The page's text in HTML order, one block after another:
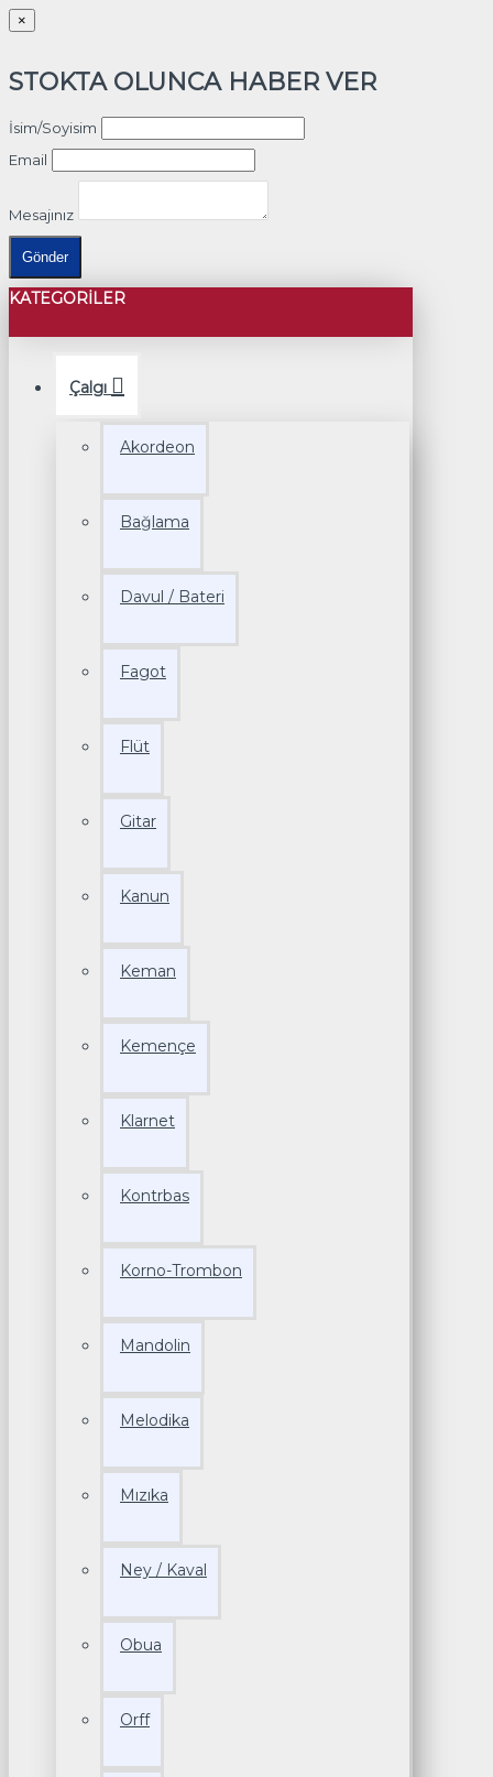
×
STOKTA OLUNCA HABER VER
İsim/Soyisim
Email
Mesajınız
Gönder
KATEGORILER
Çalgı
Akordeon
Bağlama
Davul / Bateri
Fagot
Flüt
Gitar
Kanun
Keman
Kemençe
Klarnet
Kontrbas
Korno-Trombon
Mandolin
Melodika
Mızıka
Ney / Kaval
Obua
Orff